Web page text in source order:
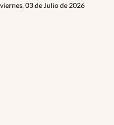
viernes, 03 de Julio de 2026